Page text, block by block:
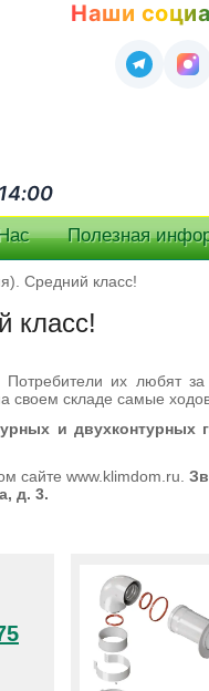
Наши
Полезная
Средний класс!
класс!
Потребители их любят
своем складе самые
и
сайте www.klimdom.ru.
д. 3.